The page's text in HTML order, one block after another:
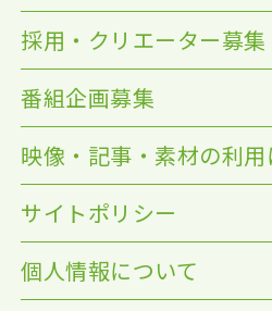
採用・クリエーター募集
番組企画募集
映像・記事・素材の利用
サイトポリシー
個人情報について